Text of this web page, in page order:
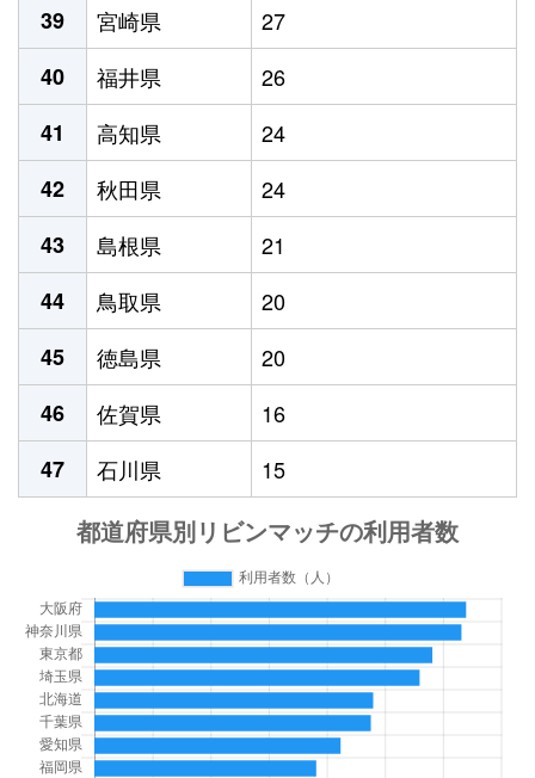
39 宮崎県
27
40
福井県
26
41
高知県
24
42
秋田県
24
43
島根県
21
44
鳥取県
20
45
徳島県
20
46
佐賀県
16
47
石川県 15